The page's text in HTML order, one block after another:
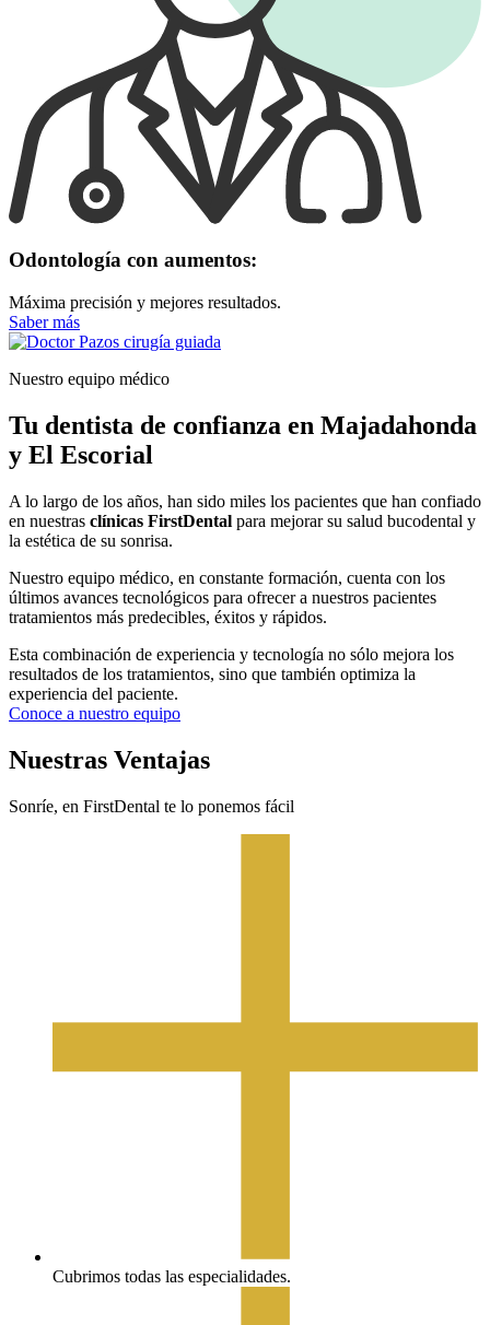
Odontología con aumentos:
Máxima precisión y mejores resultados.
Saber más
Nuestro equipo médico
Tu dentista de confianza en Majadahonda
y El Escorial
A lo largo de los años, han sido miles los pacientes que han confiado
en nuestras clínicas FirstDental para mejorar su salud bucodental y
la estética de su sonrisa.
Nuestro equipo médico, en constante formación, cuenta con los
últimos avances tecnológicos para ofrecer a nuestros pacientes
tratamientos más predecibles, éxitos y rápidos.
Esta combinación de experiencia y tecnología no sólo mejora los
resultados de los tratamientos, sino que también optimiza la
experiencia del paciente.
Conoce a nuestro equipo
Nuestras Ventajas
Sonríe, en FirstDental te lo ponemos fácil
Cubrimos todas las especialidades.